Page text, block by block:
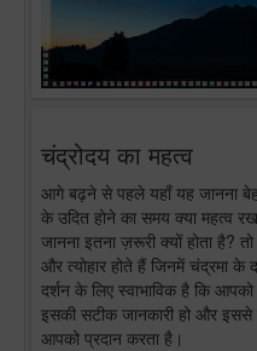
चंद्रोदय का महत्व
आगे बढ़ने से पहले यहाँ यह जानना
के उदित होने का समय क्या महत्व
जानना इतना ज़रूरी क्यों होता है?
और त्योहार होते हैं जिनमें चंद्रमा के
दर्शन के लिए स्वाभाविक है कि
इसकी सटीक जानकारी हो और इससे
आपको प्रदान करता है।